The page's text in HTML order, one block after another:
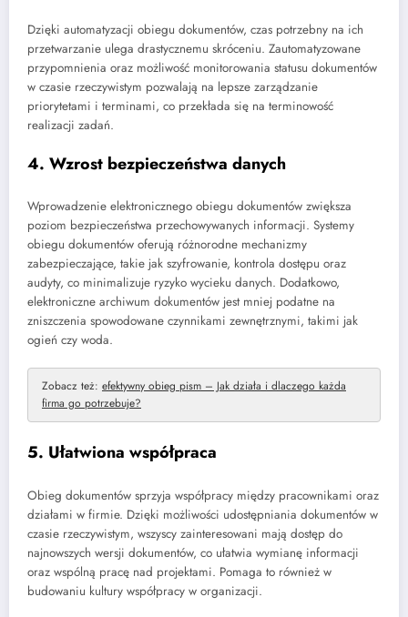
Dzięki automatyzacji obiegu dokumentów, czas potrzebny na ich
przetwarzanie ulega drastycznemu skróceniu. Zautomatyzowane
przypomnienia oraz możliwość monitorowania statusu dokumentów
w czasie rzeczywistym pozwalają na lepsze zarządzanie
priorytetami i terminami, co przekłada się na terminowość
realizacji zadań.
4. Wzrost bezpieczeństwa danych
Wprowadzenie elektronicznego obiegu dokumentów zwiększa
poziom bezpieczeństwa przechowywanych informacji. Systemy
obiegu dokumentów oferują różnorodne mechanizmy
zabezpieczające, takie jak szyfrowanie, kontrola dostępu oraz
audyty, co minimalizuje ryzyko wycieku danych. Dodatkowo,
elektroniczne archiwum dokumentów jest mniej podatne na
zniszczenia spowodowane czynnikami zewnętrznymi, takimi jak
ogień czy woda.
Zobacz też: efektywny obieg pism – Jak działa i dlaczego każda
firma go potrzebuje?
5. Ułatwiona współpraca
Obieg dokumentów sprzyja współpracy między pracownikami oraz
działami w firmie. Dzięki możliwości udostępniania dokumentów w
czasie rzeczywistym, wszyscy zainteresowani mają dostęp do
najnowszych wersji dokumentów, co ułatwia wymianę informacji
oraz wspólną pracę nad projektami. Pomaga to również w
budowaniu kultury współpracy w organizacji.